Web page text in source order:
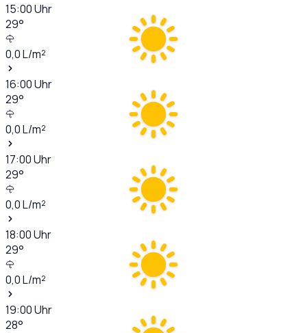
15:00Uhr
29°
0,0L/m²
16:00Uhr
29°
0,0L/m²
17:00Uhr
29°
0,0L/m²
18:00Uhr
29°
0,0L/m²
19:00Uhr
28°